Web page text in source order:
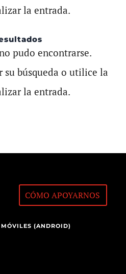
la entrada.
pudo encontrarse.
su búsqueda o utilice la
la entrada.
CÓMO APOYARNOS
(ANDROID)